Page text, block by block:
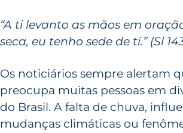
“A ti levanto as mãos em
seca, eu tenho sede de ti.” (Sl
Os noticiários sempre alertam
preocupa muitas pessoas em
do Brasil. A falta de chuva,
mudanças climáticas ou